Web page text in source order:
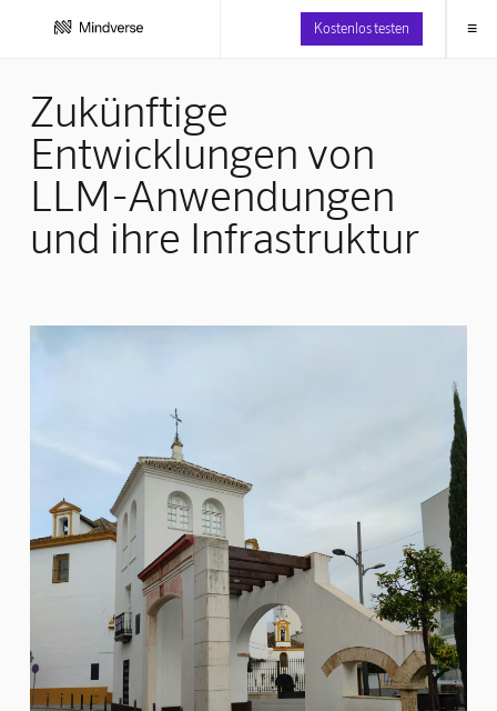
Kostenlos testen ≡
Zukünftige
Entwicklungen von
LLM-Anwendungen
und ihre Infrastruktur